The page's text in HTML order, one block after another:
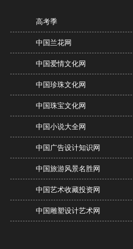
高考季
中国兰花网
中国爱情文化网
中国珍珠文化网
中国珠宝文化网
中国小说大全网
中国广告设计知识网
中国旅游风景名胜网
中国艺术收藏投资网
中国雕塑设计艺术网